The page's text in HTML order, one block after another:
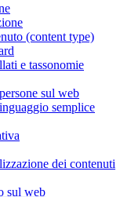
(content type)
e tassonomie
sul web
semplice
dei contenuti
sul web